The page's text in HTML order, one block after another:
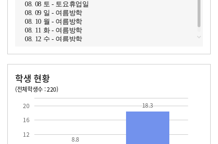
08. 08 토 - 토요휴업일
08. 09 일 - 여름방학
08. 10 월 - 여름방학
08. 11 화 - 여름방학
08. 12 수 - 여름방학
학생 현황
(전체학생수 : 220)
12
16
20
8.8
18.3